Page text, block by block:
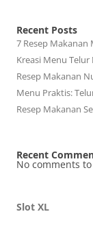
Recent Posts
7 Resep
Kreasi Menu
Resep Makanan
Menu Praktis:
Resep Makanan
Recent
No comments
Slot XL